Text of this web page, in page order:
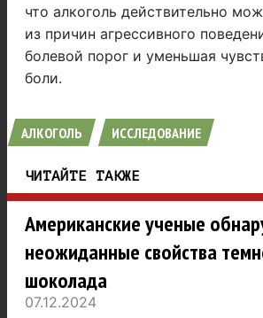
что алкоголь действительно
из причин агрессивного
болевой порог и уменьшая
боли.
АЛКОГОЛЬ ИССЛЕДОВАНИЕ
ЧИТАЙТЕ ТАКЖЕ
Американские ученые
неожиданные свойства
шоколада
07.12.2024